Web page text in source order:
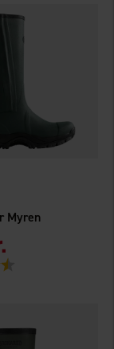
Myren